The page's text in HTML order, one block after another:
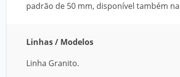
padrão de 50 mm, disponível também
Linhas / Modelos
Linha Granito.